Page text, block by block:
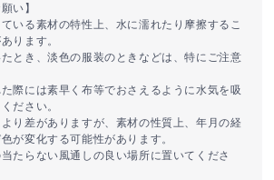
い】
いる素材の特性上、水に濡れたり摩擦するこ
ります。
たとき、淡色の服装のときなどは、特にご注意
た際には素早く布等でおさえるように水気を吸
ださい。
より差がありますが、素材の性質上、年月の経
が変化する可能性があります。
たらない風通しの良い場所に置いてくださ